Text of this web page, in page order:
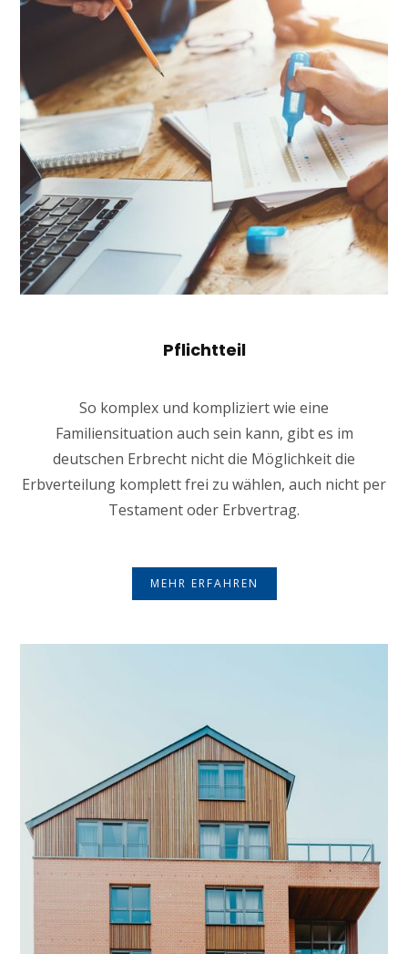
Pflichtteil
So komplex und kompliziert wie eine
Familiensituation auch sein kann, gibt es im
deutschen Erbrecht nicht die Möglichkeit die
Erbverteilung komplett frei zu wählen, auch nicht per
Testament oder Erbvertrag.
MEHR ERFAHREN